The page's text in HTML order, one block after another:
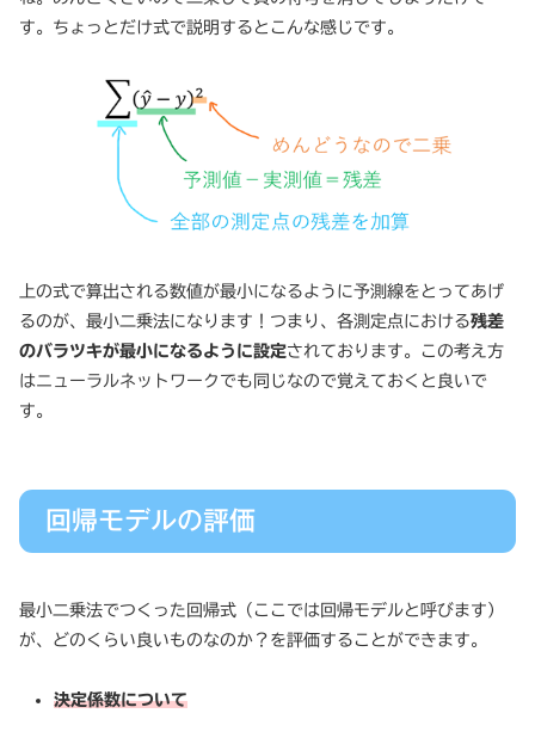
す。ちょっとだけ式で説明するとこんな感じです。
上の式で算出される数値が最小になるように予測線をとってあげ
るのが、最小二乗法になります！つまり、各測定点における残差
のバラツキが最小になるように設定されております。この考え方
はニューラルネットワークでも同じなので覚えておくと良いで
す。
回帰モデルの評価
最小二乗法でつくった回帰式（ここでは回帰モデルと呼びます）
が、どのくらい良いものなのか？を評価することができます。
決定係数について